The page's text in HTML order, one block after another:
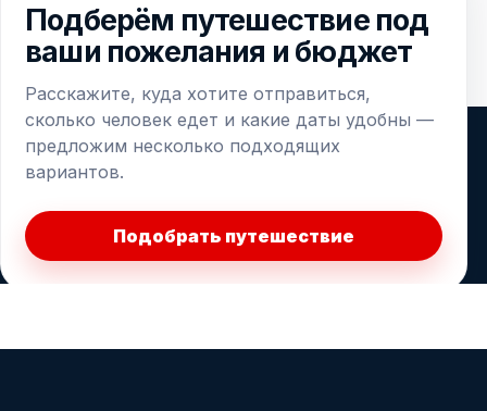
Подберём путешествие под
ваши пожелания и бюджет
Расскажите, куда хотите отправиться,
сколько человек едет и какие даты удобны —
предложим несколько подходящих
вариантов.
Подобрать путешествие